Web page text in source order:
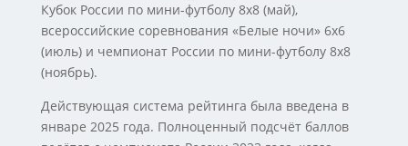
Кубок России по мини-футболу 8х8 (май),
всероссийские соревнования «Белые ночи» 6х6
(июль) и чемпионат России по мини-футболу 8х8
(ноябрь).
Действующая система рейтинга была введена в
январе 2025 года. Полноценный подсчёт баллов